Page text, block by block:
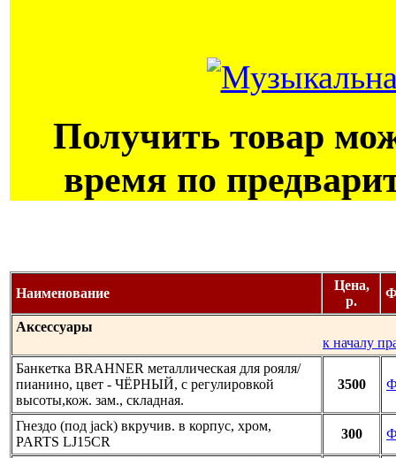
Получить товар
время по
Наименование
Цена,
р.
Аксессуары
к началу
Банкетка BRAHNER металлическая для рояля/
пианино, цвет - ЧЁРНЫЙ, с регулировкой
высоты,кож. зам., складная.
3500
Гнездо (под jack) вкручив. в корпус, хром,
PARTS LJ15CR
300